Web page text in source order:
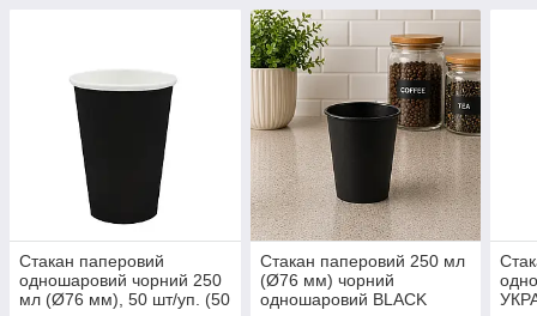
Стакан паперовий
одношаровий чорний 250
мл (Ø76 мм), 50 шт/уп. (50
Стакан паперовий 250 мл
(Ø76 мм) чорний
одношаровий BLACK